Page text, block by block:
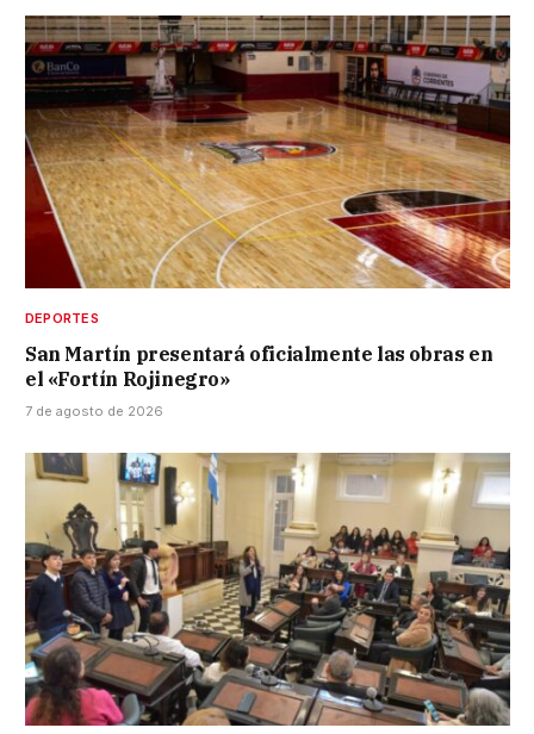
DEPORTES
San Martín presentará oficialmente las obras en
el «Fortín Rojinegro»
7 de agosto de 2026